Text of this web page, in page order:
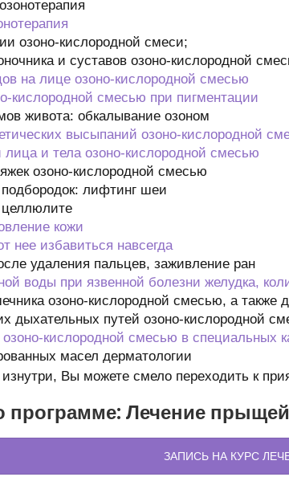
озоно-кислородной смеси;
и суставов озоно-кислородной
на лице озоно-кислородной смесью
кислородной смесью при пигментации
живота: обкалывание озоном
высыпаний озоно-кислородной
и тела озоно-кислородной смесью
озоно-кислородной смесью
подбородок: лифтинг шеи
кожи
нее избавиться навсегда
удаления пальцев, заживление ран
воды при язвенной болезни желудка,
озоно-кислородной смесью, а также
дыхательных путей озоно-кислородной
озоно-кислородной смесью в специальных
масел дерматологии
Вы можете смело переходить к
программе: Лечение
ЗАПИСЬ НА КУРС